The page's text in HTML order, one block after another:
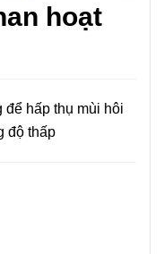
hoạt
để hấp thụ mùi hôi
độ thấp